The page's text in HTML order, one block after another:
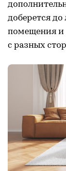
доберется
помещения
с разных